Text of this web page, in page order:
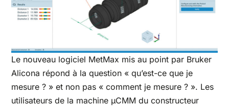
Le nouveau logiciel MetMax mis au point par Bruker
Alicona répond à la question « qu’est-ce que je
mesure ? » et non pas « comment je mesure ? ». Les
utilisateurs de la machine μCMM du constructeur